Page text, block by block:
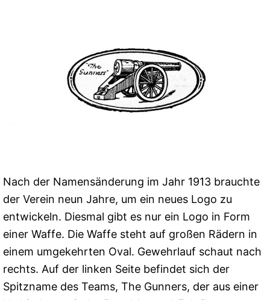
Nach der Namensänderung im Jahr 1913 brauchte
der Verein neun Jahre, um ein neues Logo zu
entwickeln. Diesmal gibt es nur ein Logo in Form
einer Waffe. Die Waffe steht auf großen Rädern in
einem umgekehrten Oval. Gewehrlauf schaut nach
rechts. Auf der linken Seite befindet sich der
Spitzname des Teams, The Gunners, der aus einer